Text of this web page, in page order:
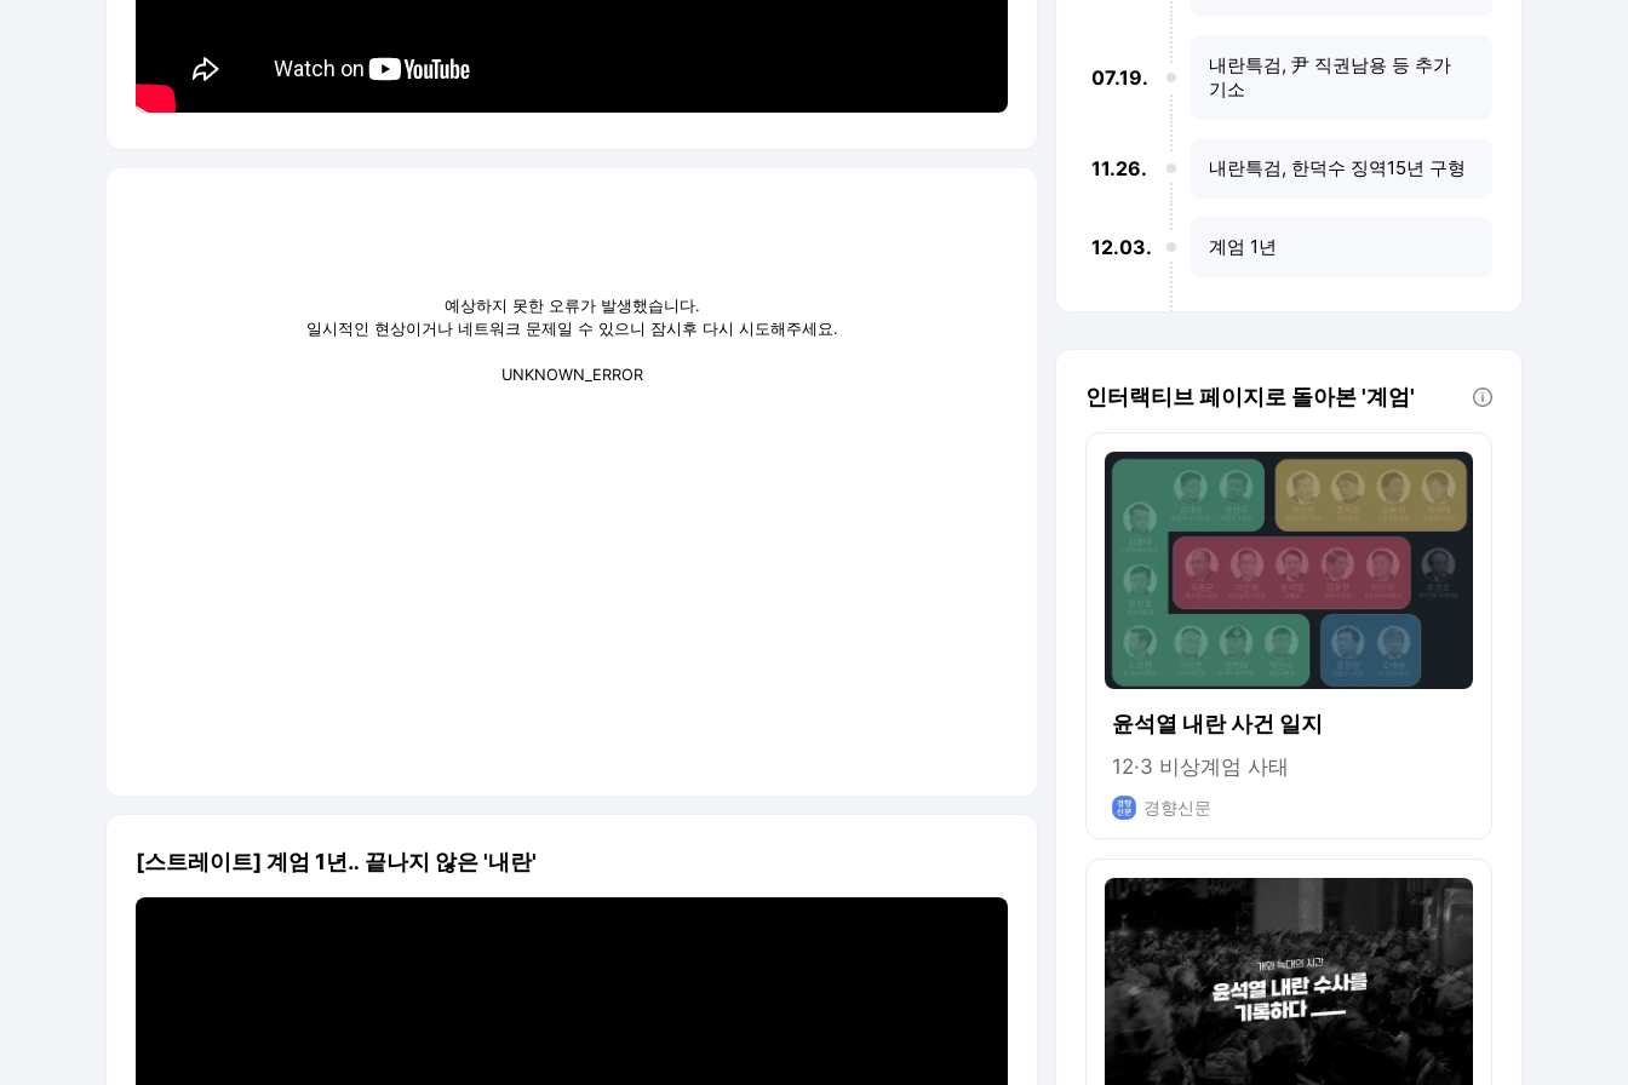
예상하지 못한 오류가 발생했습니다.
일시적인 현상이거나 네트워크 문제일 수 있으니 잠시후 다시 시도해주세요.
UNKNOWN_ERROR
[스트레이트] 계엄 1년‥ 끝나지 않은 '내란'
07.19.
내란특검, 尹 직권남용 등 추가
기소
11.26. 내란특검, 한덕수 징역15년 구형
12.03. 계엄 1년
인터랙티브 페이지로 돌아본 '계엄'
윤석열 내란 사건 일지
12·3 비상계엄 사태
경향신문